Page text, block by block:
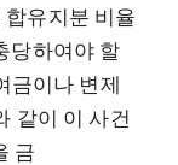
유지분 비율
당하여야 할
금이나 변제
같이 이 사건
금